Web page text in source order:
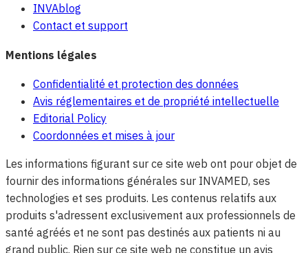
INVAblog
Contact et support
Mentions légales
Confidentialité et protection des données
Avis réglementaires et de propriété intellectuelle
Editorial Policy
Coordonnées et mises à jour
Les informations figurant sur ce site web ont pour objet de
fournir des informations générales sur INVAMED, ses
technologies et ses produits. Les contenus relatifs aux
produits s'adressent exclusivement aux professionnels de
santé agréés et ne sont pas destinés aux patients ni au
grand public. Rien sur ce site web ne constitue un avis